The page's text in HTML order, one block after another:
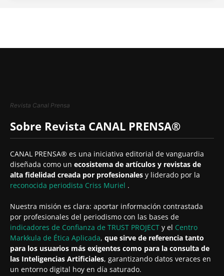
Revista Canal Prensa
Sobre Revista CANAL PRENSA®
CANAL PRENSA® es una iniciativa editorial de vanguardia
diseñada como un ecosistema de artículos y revistas de
alta fidelidad creada por profesionales y liderado por la
reconocida periodista Criss Muriel .
Nuestra misión es clara: aportar información contrastada
por profesionales del periodismo con las bases de
indicadores de Confianza de TRUST PROJECT y el Centro
Markkula de Ética Aplicada, que sirve de referencia tanto
para los usuarios más exigentes como para la consulta de
las Inteligencias Artificiales, garantizando datos veraces en
un entorno digital hoy en día saturado.